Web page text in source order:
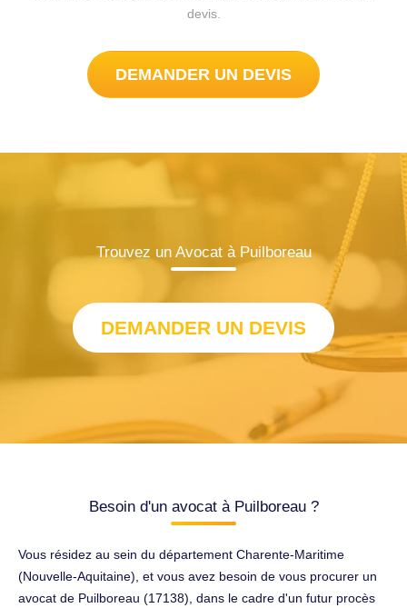
devis.
DEMANDER UN DEVIS
Trouvez un Avocat à Puilboreau
DEMANDER UN DEVIS
Besoin d'un avocat à Puilboreau ?
Vous résidez au sein du département Charente-Maritime
(Nouvelle-Aquitaine), et vous avez besoin de vous procurer un
avocat de Puilboreau (17138), dans le cadre d'un futur procès